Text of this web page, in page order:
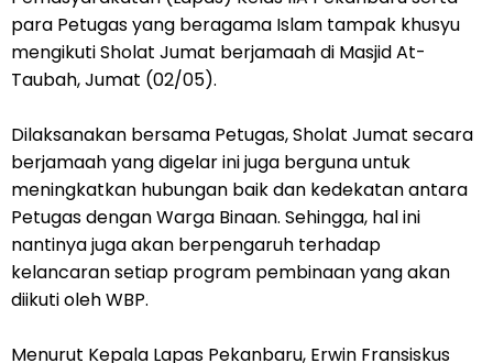
para Petugas yang beragama Islam tampak khusyu
mengikuti Sholat Jumat berjamaah di Masjid At-
Taubah, Jumat (02/05).
Dilaksanakan bersama Petugas, Sholat Jumat secara
berjamaah yang digelar ini juga berguna untuk
meningkatkan hubungan baik dan kedekatan antara
Petugas dengan Warga Binaan. Sehingga, hal ini
nantinya juga akan berpengaruh terhadap
kelancaran setiap program pembinaan yang akan
diikuti oleh WBP.
Menurut Kepala Lapas Pekanbaru, Erwin Fransiskus